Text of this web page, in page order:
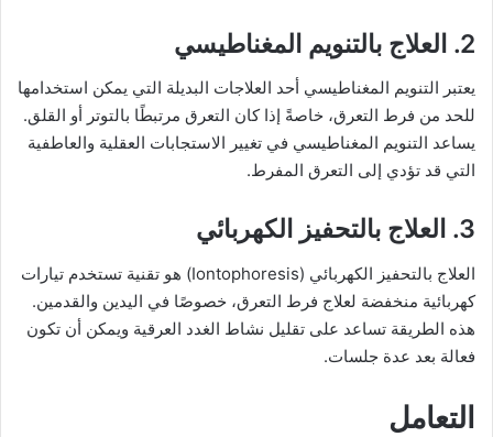
2. العلاج بالتنويم المغناطيسي
يعتبر التنويم المغناطيسي أحد العلاجات البديلة التي يمكن استخدامها
للحد من فرط التعرق، خاصةً إذا كان التعرق مرتبطًا بالتوتر أو القلق.
يساعد التنويم المغناطيسي في تغيير الاستجابات العقلية والعاطفية
التي قد تؤدي إلى التعرق المفرط.
3. العلاج بالتحفيز الكهربائي
العلاج بالتحفيز الكهربائي (Iontophoresis) هو تقنية تستخدم تيارات
كهربائية منخفضة لعلاج فرط التعرق، خصوصًا في اليدين والقدمين.
هذه الطريقة تساعد على تقليل نشاط الغدد العرقية ويمكن أن تكون
فعالة بعد عدة جلسات.
التعامل